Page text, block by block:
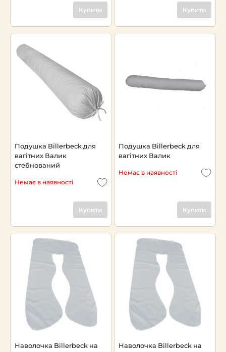
Купити Купити
Подушка Billerbeck для
вагітних Валик
стебнований
Немає в наявності
Купити
Подушка Billerbeck для
вагітних Валик
Немає в наявності
Купити
Наволочка Billerbeck на
Наволочка Billerbeck на